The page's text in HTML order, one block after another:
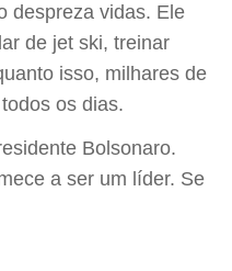
despreza vidas. Ele
de jet ski, treinar
isso, milhares de
os dias.
Bolsonaro.
a ser um líder. Se